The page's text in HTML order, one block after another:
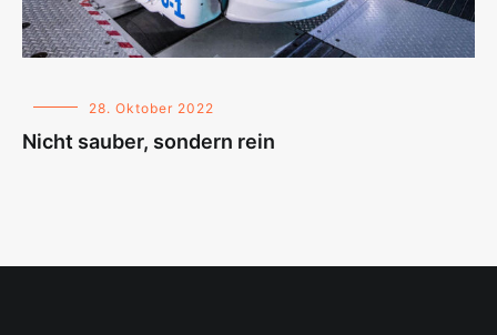
28. Oktober 2022
Nicht sauber, sondern rein